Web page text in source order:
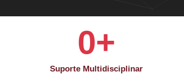
Suporte Multidisciplinar
0+